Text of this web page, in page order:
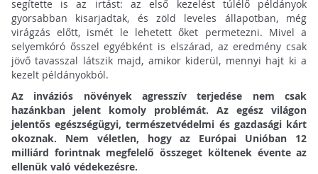
segítette is az irtást: az első kezelést túlélő példányok
gyorsabban kisarjadtak, és zöld leveles állapotban, még
virágzás előtt, ismét le lehetett őket permetezni. Mivel a
selyemkóró ősszel egyébként is elszárad, az eredmény csak
jövő tavasszal látszik majd, amikor kiderül, mennyi hajt ki a
kezelt példányokból.
Az inváziós növények agresszív terjedése nem csak
hazánkban jelent komoly problémát. Az egész világon
jelentős egészségügyi, természetvédelmi és gazdasági kárt
okoznak. Nem véletlen, hogy az Európai Unióban 12
milliárd forintnak megfelelő összeget költenek évente az
ellenük való védekezésre.